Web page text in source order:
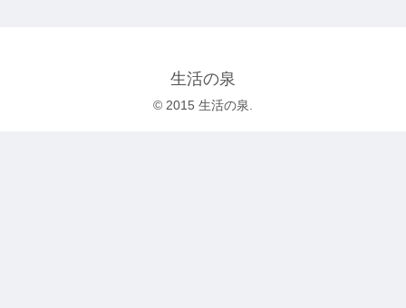
生活の泉
© 2015 生活の泉.